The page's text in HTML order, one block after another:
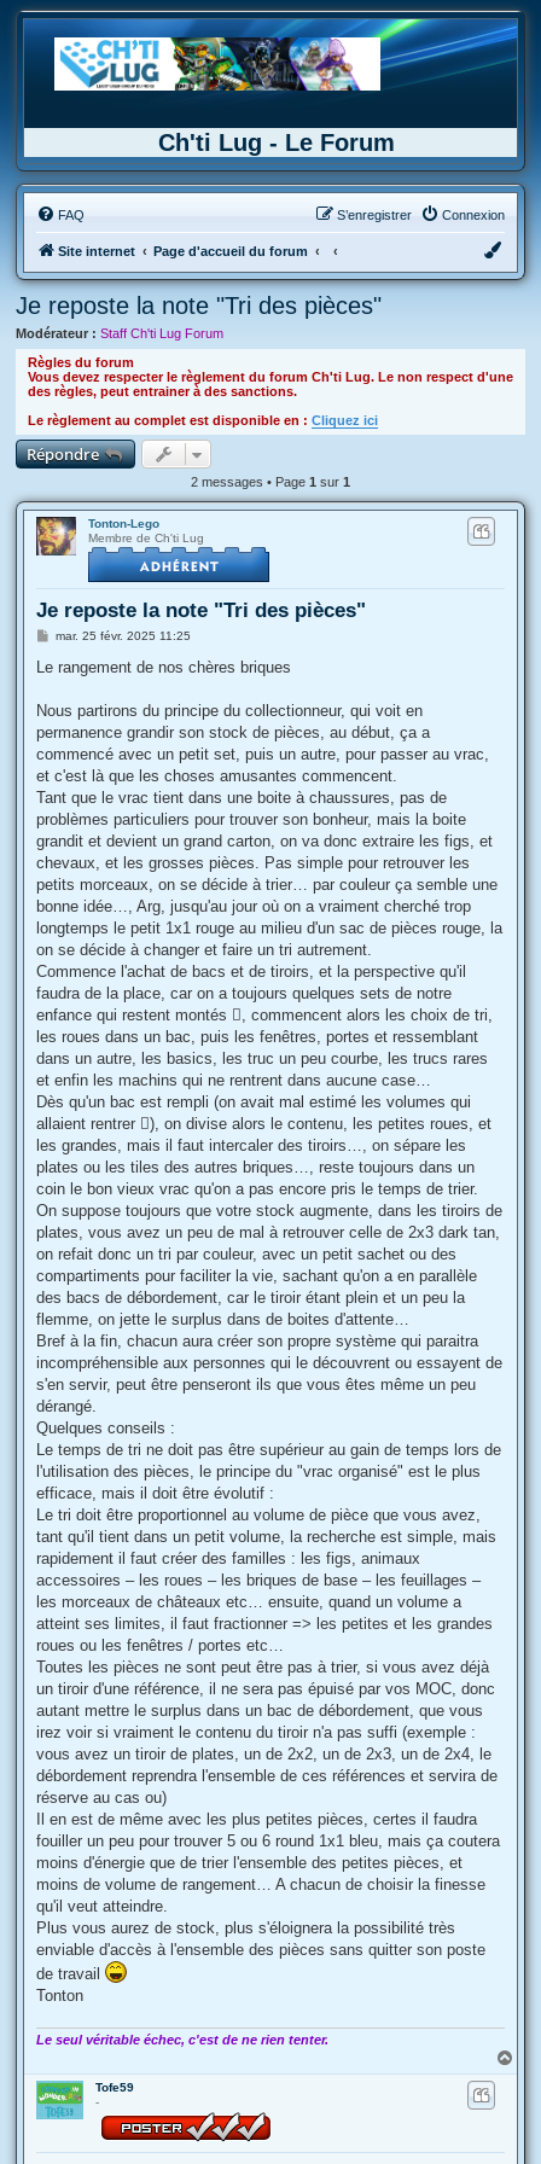
Ch'ti Lug - Le Forum
FAQ Connexion
S’enregistrer
Site internet Page d'accueil du forum
Je reposte la note "Tri des pièces"
Modérateur : Staff Ch'ti Lug Forum
Règles du forum
Vous devez respecter le règlement du forum Ch'ti Lug. Le non respect d'une
des règles, peut entrainer à des sanctions.
Le règlement au complet est disponible en : Cliquez ici
Répondre
2 messages • Page 1 sur 1
Tonton-Lego
Membre de Ch'ti Lug
Je reposte la note "Tri des pièces"
M
s
g
mar. 25 févr. 2025 11:25
Le rangement de nos chères briques
Nous partirons du principe du collectionneur, qui voit en
permanence grandir son stock de pièces, au début, ça a
commencé avec un petit set, puis un autre, pour passer au vrac,
et c'est là que les choses amusantes commencent.
Tant que le vrac tient dans une boite à chaussures, pas de
problèmes particuliers pour trouver son bonheur, mais la boite
grandit et devient un grand carton, on va donc extraire les figs, et
chevaux, et les grosses pièces. Pas simple pour retrouver les
petits morceaux, on se décide à trier… par couleur ça semble une
bonne idée…, Arg, jusqu'au jour où on a vraiment cherché trop
longtemps le petit 1x1 rouge au milieu d'un sac de pièces rouge, la
on se décide à changer et faire un tri autrement.
Commence l'achat de bacs et de tiroirs, et la perspective qu'il
faudra de la place, car on a toujours quelques sets de notre
enfance qui restent montés , commencent alors les choix de tri,
les roues dans un bac, puis les fenêtres, portes et ressemblant
dans un autre, les basics, les truc un peu courbe, les trucs rares
et enfin les machins qui ne rentrent dans aucune case…
Dès qu'un bac est rempli (on avait mal estimé les volumes qui
allaient rentrer ), on divise alors le contenu, les petites roues, et
les grandes, mais il faut intercaler des tiroirs…, on sépare les
plates ou les tiles des autres briques…, reste toujours dans un
coin le bon vieux vrac qu'on a pas encore pris le temps de trier.
On suppose toujours que votre stock augmente, dans les tiroirs de
plates, vous avez un peu de mal à retrouver celle de 2x3 dark tan,
on refait donc un tri par couleur, avec un petit sachet ou des
compartiments pour faciliter la vie, sachant qu'on a en parallèle
des bacs de débordement, car le tiroir étant plein et un peu la
flemme, on jette le surplus dans de boites d'attente…
Bref à la fin, chacun aura créer son propre système qui paraitra
incompréhensible aux personnes qui le découvrent ou essayent de
s'en servir, peut être penseront ils que vous êtes même un peu
dérangé.
Quelques conseils :
Le temps de tri ne doit pas être supérieur au gain de temps lors de
l'utilisation des pièces, le principe du "vrac organisé" est le plus
efficace, mais il doit être évolutif :
Le tri doit être proportionnel au volume de pièce que vous avez,
tant qu'il tient dans un petit volume, la recherche est simple, mais
rapidement il faut créer des familles : les figs, animaux
accessoires – les roues – les briques de base – les feuillages –
les morceaux de châteaux etc… ensuite, quand un volume a
atteint ses limites, il faut fractionner => les petites et les grandes
roues ou les fenêtres / portes etc…
Toutes les pièces ne sont peut être pas à trier, si vous avez déjà
un tiroir d'une référence, il ne sera pas épuisé par vos MOC, donc
autant mettre le surplus dans un bac de débordement, que vous
irez voir si vraiment le contenu du tiroir n'a pas suffi (exemple :
vous avez un tiroir de plates, un de 2x2, un de 2x3, un de 2x4, le
débordement reprendra l'ensemble de ces références et servira de
réserve au cas ou)
Il en est de même avec les plus petites pièces, certes il faudra
fouiller un peu pour trouver 5 ou 6 round 1x1 bleu, mais ça coutera
moins d'énergie que de trier l'ensemble des petites pièces, et
moins de volume de rangement… A chacun de choisir la finesse
qu'il veut atteindre.
Plus vous aurez de stock, plus s'éloignera la possibilité très
enviable d'accès à l'ensemble des pièces sans quitter son poste
de travail
Tonton
Le seul véritable échec, c'est de ne rien tenter.
a
Tofe59
-